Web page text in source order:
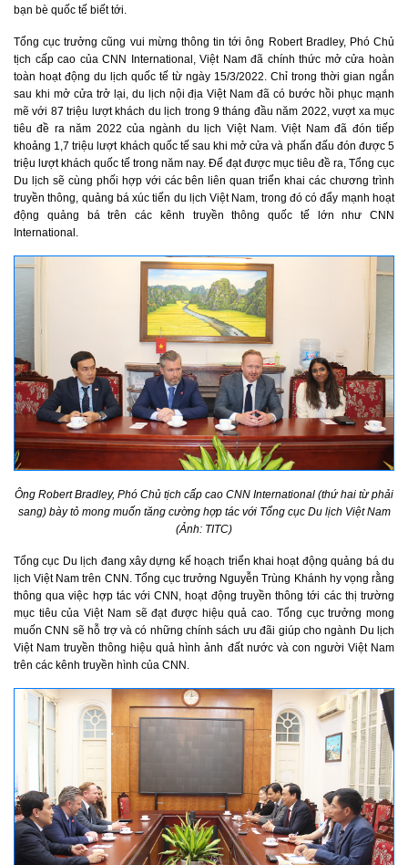
bạn bè quốc tế biết tới.
Tổng cục trưởng cũng vui mừng thông tin tới ông Robert Bradley, Phó Chủ
tịch cấp cao của CNN International, Việt Nam đã chính thức mở cửa hoàn
toàn hoạt động du lịch quốc tế từ ngày 15/3/2022. Chỉ trong thời gian ngắn
sau khi mở cửa trở lại, du lịch nội địa Việt Nam đã có bước hồi phục mạnh
mẽ với 87 triệu lượt khách du lịch trong 9 tháng đầu năm 2022, vượt xa mục
tiêu đề ra năm 2022 của ngành du lịch Việt Nam. Việt Nam đã đón tiếp
khoảng 1,7 triệu lượt khách quốc tế sau khi mở cửa và phấn đấu đón được 5
triệu lượt khách quốc tế trong năm nay. Để đạt được mục tiêu đề ra, Tổng cục
Du lịch sẽ cùng phối hợp với các bên liên quan triển khai các chương trình
truyền thông, quảng bá xúc tiến du lịch Việt Nam, trong đó có đẩy mạnh hoạt
động quảng bá trên các kênh truyền thông quốc tế lớn như CNN
International.
Ông Robert Bradley, Phó Chủ tịch cấp cao CNN International (thứ hai từ phải
sang) bày tỏ mong muốn tăng cường hợp tác với Tổng cục Du lịch Việt Nam
(Ảnh: TITC)
Tổng cục Du lịch đang xây dựng kế hoạch triển khai hoạt động quảng bá du
lịch Việt Nam trên CNN. Tổng cục trưởng Nguyễn Trùng Khánh hy vọng rằng
thông qua việc hợp tác với CNN, hoạt động truyền thông tới các thị trường
mục tiêu của Việt Nam sẽ đạt được hiệu quả cao. Tổng cục trưởng mong
muốn CNN sẽ hỗ trợ và có những chính sách ưu đãi giúp cho ngành Du lịch
Việt Nam truyền thông hiệu quả hình ảnh đất nước và con người Việt Nam
trên các kênh truyền hình của CNN.